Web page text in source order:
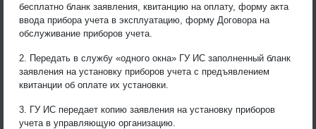
бесплатно бланк заявления, квитанцию на оплату, форму акта
ввода прибора учета в эксплуатацию, форму Договора на
обслуживание приборов учета.
2. Передать в службу «одного окна» ГУ ИС заполненный бланк
заявления на установку приборов учета с предъявлением
квитанции об оплате их установки.
3. ГУ ИС передает копию заявления на установку приборов
учета в управляющую организацию.